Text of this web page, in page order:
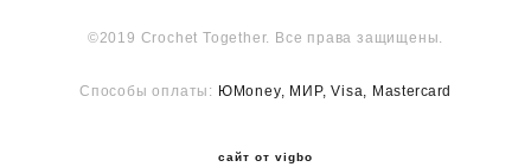
©2019 Crochet Together. Все права защищены.
Способы оплаты: ЮMoney, МИР, Visa, Mastercard
сайт от vigbo